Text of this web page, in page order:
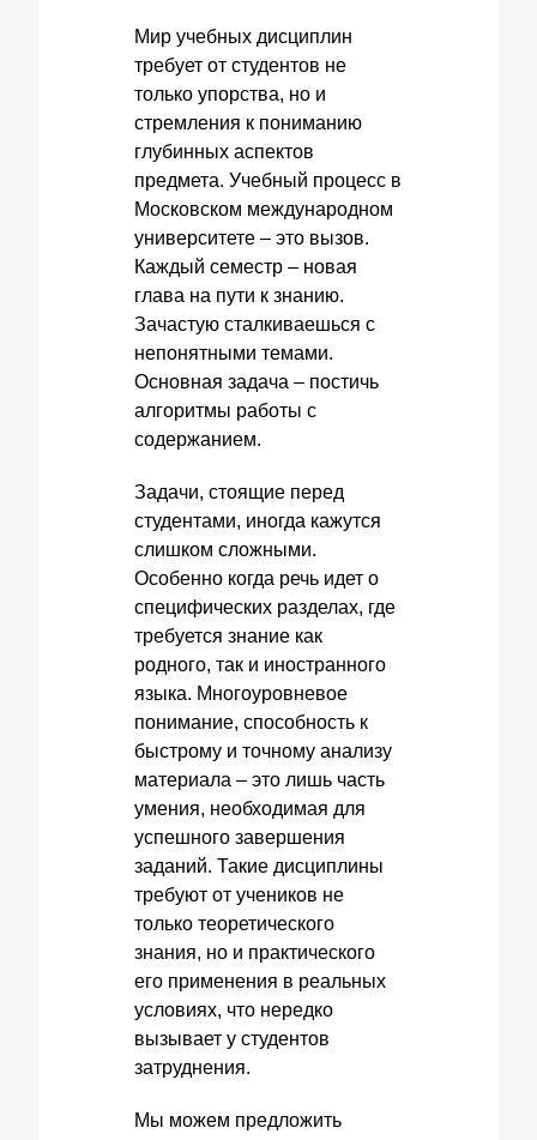
Мир учебных дисциплин
требует от студентов не
только упорства, но и
стремления к пониманию
глубинных аспектов
предмета. Учебный процесс в
Московском международном
университете – это вызов.
Каждый семестр – новая
глава на пути к знанию.
Зачастую сталкиваешься с
непонятными темами.
Основная задача – постичь
алгоритмы работы с
содержанием.
Задачи, стоящие перед
студентами, иногда кажутся
слишком сложными.
Особенно когда речь идет о
специфических разделах, где
требуется знание как
родного, так и иностранного
языка. Многоуровневое
понимание, способность к
быстрому и точному анализу
материала – это лишь часть
умения, необходимая для
успешного завершения
заданий. Такие дисциплины
требуют от учеников не
только теоретического
знания, но и практического
его применения в реальных
условиях, что нередко
вызывает у студентов
затруднения.
Мы можем предложить